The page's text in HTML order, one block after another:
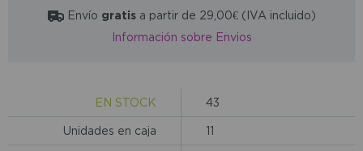
Envío gratisa partir de 29,00€ (IVA incluido)
Información sobre Envios
EN STOCK 43
Unidades en caja 11